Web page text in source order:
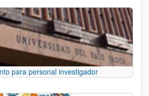
para personal investigador